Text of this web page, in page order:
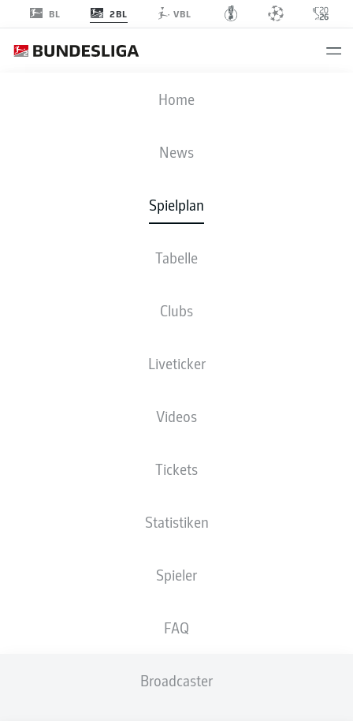
BL 2BL VBL
Home
News
Spielplan
Tabelle
Clubs
Liveticker
Videos
Tickets
Statistiken
Spieler
FAQ
Broadcaster
OSN
AUFSTELLUNGEN
Die Startaufstellung wird 60 Minuten vor